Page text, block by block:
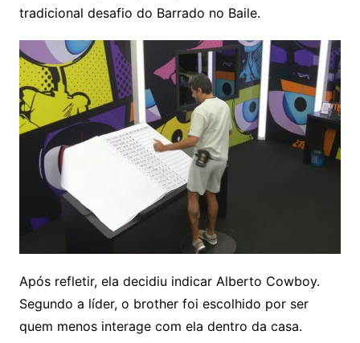
tradicional desafio do Barrado no Baile.
Após refletir, ela decidiu indicar Alberto Cowboy.
Segundo a líder, o brother foi escolhido por ser
quem menos interage com ela dentro da casa.